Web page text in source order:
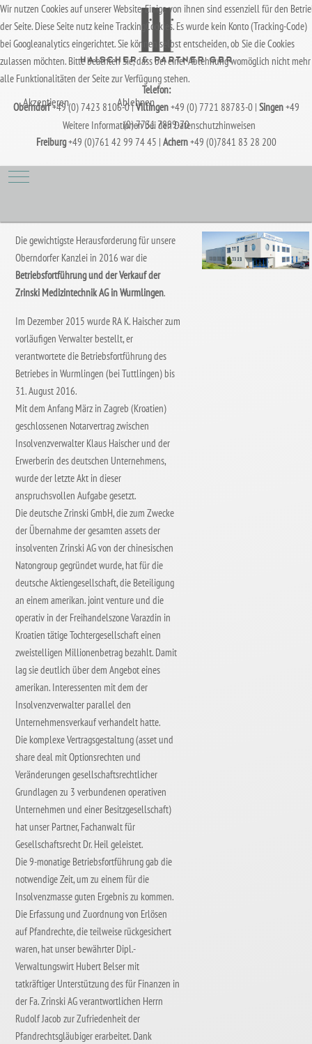
Telefon:
Oberndorf+49 (0) 7423 8106-0 |Villingen+49 (0) 7721 88783-0 | Singen+49
(0) 7731 7899-70
Freiburg+49 (0)761 42 99 74 45 | Achern+49 (0)7841 83 28 200
Mobile Menu Toggle
Die gewichtigste Herausforderung für unsere
Oberndorfer Kanzlei in 2016 war die
Betriebsfortführung und der Verkauf der
Zrinski Medizintechnik AG in Wurmlingen.
Im Dezember 2015 wurde RA K. Haischer zum
vorläufigen Verwalter bestellt, er
verantwortete die Betriebsfortführung des
Betriebes in Wurmlingen (bei Tuttlingen) bis
31. August 2016.
Mit dem Anfang März in Zagreb (Kroatien)
geschlossenen Notarvertrag zwischen
Insolvenzverwalter Klaus Haischer und der
Erwerberin des deutschen Unternehmens,
wurde der letzte Akt in dieser
anspruchsvollen Aufgabe gesetzt.
Die deutsche Zrinski GmbH, die zum Zwecke
der Übernahme der gesamten assets der
insolventen Zrinski AG von der chinesischen
Natongroup gegründet wurde, hat für die
deutsche Aktiengesellschaft, die Beteiligung
an einem amerikan. joint venture und die
operativ in der Freihandelszone Varazdin in
Kroatien tätige Tochtergesellschaft einen
zweistelligen Millionenbetrag bezahlt. Damit
lag sie deutlich über dem Angebot eines
amerikan. Interessenten mit dem der
Insolvenzverwalter parallel den
Unternehmensverkauf verhandelt hatte.
Die komplexe Vertragsgestaltung (asset und
share deal mit Optionsrechten und
Veränderungen gesellschaftsrechtlicher
Grundlagen zu 3 verbundenen operativen
Unternehmen und einer Besitzgesellschaft)
hat unser Partner, Fachanwalt für
Gesellschaftsrecht Dr. Heil geleistet.
Die 9-monatige Betriebsfortführung gab die
notwendige Zeit, um zu einem für die
Insolvenzmasse guten Ergebnis zu kommen.
Die Erfassung und Zuordnung von Erlösen
auf Pfandrechte, die teilweise rückgesichert
waren, hat unser bewährter Dipl.-
Verwaltungswirt Hubert Belser mit
tatkräftiger Unterstützung des für Finanzen in
der Fa. Zrinski AG verantwortlichen Herrn
Rudolf Jacob zur Zufriedenheit der
Pfandrechtsgläubiger erarbeitet. Dank
Wir nutzen Cookies auf unserer Website. Einige von ihnen sind essenziell für den
der Seite. Diese Seite nutz keine TrackingCookies. Es wurde kein Konto (Tracking-Code)
bei Googleanalytics eingerichtet. Sie können selbst entscheiden, ob Sie die Cookies
zulassen möchten. Bitte beachten Sie, dass bei einer Ablehnung womöglich nicht mehr
alle Funktionalitäten der Seite zur Verfügung stehen.
Akzeptieren Ablehnen
Weitere Informationen bei den Datenschutzhinweisen